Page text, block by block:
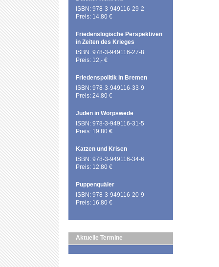
ISBN: 978-3-949116-29-2
Preis: 14.80 €
Friedenslogische Perspektiven
in Zeiten des Krieges
ISBN: 978-3-949116-27-8
Preis: 12,- €
Friedenspolitik in Bremen
ISBN: 978-3-949116-33-9
Preis: 24.80 €
Juden in Worpswede
ISBN: 978-3-949116-31-5
Preis: 19.80 €
Katzen und Krisen
ISBN: 978-3-949116-34-6
Preis: 12.80 €
Puppenquäler
ISBN: 978-3-949116-20-9
Preis: 16.80 €
Aktuelle Termine